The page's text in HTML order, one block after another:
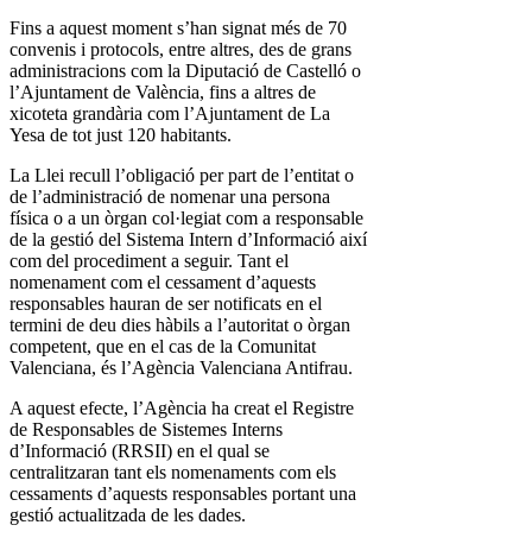
Fins a aquest moment s’han signat més de 70
convenis i protocols, entre altres, des de grans
administracions com la Diputació de Castelló o
l’Ajuntament de València, fins a altres de
xicoteta grandària com l’Ajuntament de La
Yesa de tot just 120 habitants.
La Llei recull l’obligació per part de l’entitat o
de l’administració de nomenar una persona
física o a un òrgan col·legiat com a responsable
de la gestió del Sistema Intern d’Informació així
com del procediment a seguir. Tant el
nomenament com el cessament d’aquests
responsables hauran de ser notificats en el
termini de deu dies hàbils a l’autoritat o òrgan
competent, que en el cas de la Comunitat
Valenciana, és l’Agència Valenciana Antifrau.
A aquest efecte, l’Agència ha creat el Registre
de Responsables de Sistemes Interns
d’Informació (RRSII) en el qual se
centralitzaran tant els nomenaments com els
cessaments d’aquests responsables portant una
gestió actualitzada de les dades.